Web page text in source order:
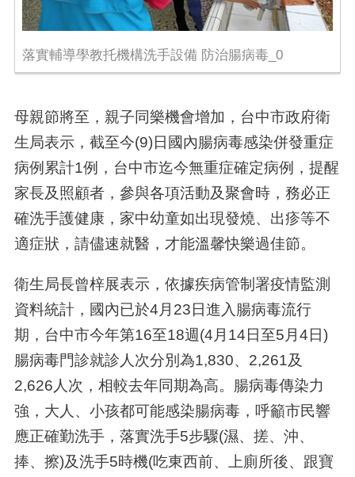
落實輔導學教托機構洗手設備 防治腸病毒_0
母親節將至，親子同樂機會增加，台中市政府衛
生局表示，截至今(9)日國內腸病毒感染併發重症
病例累計1例，台中市迄今無重症確定病例，提醒
家長及照顧者，參與各項活動及聚會時，務必正
確洗手護健康，家中幼童如出現發燒、出疹等不
適症狀，請儘速就醫，才能溫馨快樂過佳節。
衛生局長曾梓展表示，依據疾病管制署疫情監測
資料統計，國內已於4月 23日進入腸病毒流行
期，台中市今年第16至18週(4月 14日至5月4日)
腸病毒門診就診人次分別為1,830、 2,261及
2,626人次，相較去年同期為高。腸病毒傳染力
強，大人、小孩都可能感染腸病毒，呼籲市民響
應正確勤洗手，落實洗手5步驟(濕、搓、沖、
捧、擦)及洗手5時機(吃東西前、上廁所後、跟寶